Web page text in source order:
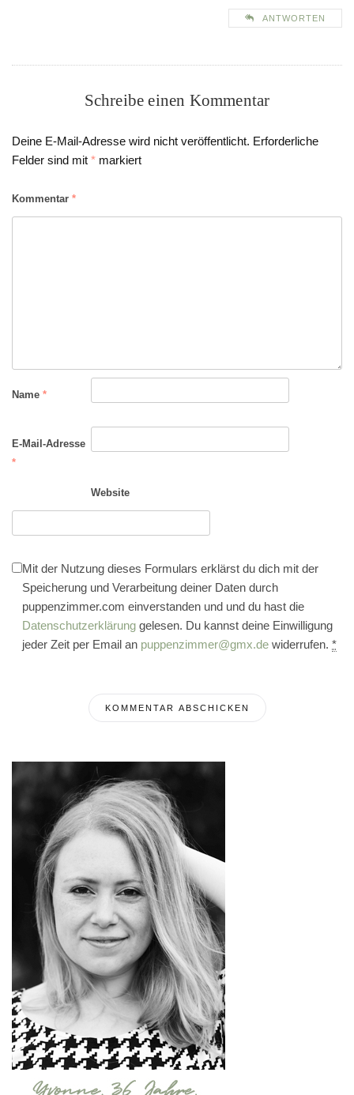
ANTWORTEN
Schreibe einen Kommentar
Deine E-Mail-Adresse wird nicht veröffentlicht. Erforderliche
Felder sind mit * markiert
Kommentar *
Name *
E-Mail-Adresse
*
Website
Mit der Nutzung dieses Formulars erklärst du dich mit der
Speicherung und Verarbeitung deiner Daten durch
puppenzimmer.com einverstanden und und du hast die
Datenschutzerklärung gelesen. Du kannst deine Einwilligung
jeder Zeit per Email an puppenzimmer@gmx.de widerrufen. *